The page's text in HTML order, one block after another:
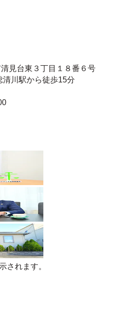
見台東３丁目１８番６号
清川駅から徒歩15分
されます。